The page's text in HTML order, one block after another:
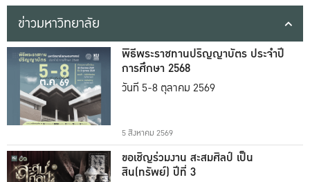
ข่าวมหาวิทยาลัย
พิธีพระราชทานปริญญาบัตร ประจำปี
การศึกษา 2568
วันที่ 5-8 ตุลาคม 2569
5 สิงหาคม 2569
ขอเชิญร่วมงาน สะสมศิลป์ เป็น
สิน(ทรัพย์) ปีที่ 3